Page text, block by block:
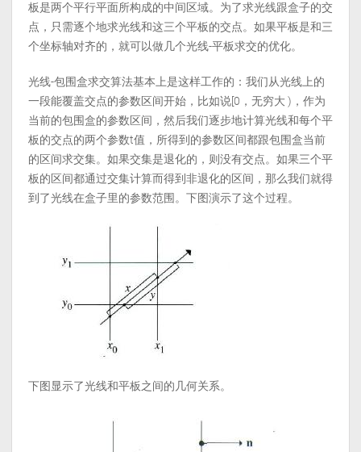
板是两个平行平面所构成的中间区域。为了求光线跟盒子的交
点，只需逐个地求光线和这三个平板的交点。如果平板是和三
个坐标轴对齐的，就可以做几个光线-平板求交的优化。
光线-包围盒求交算法基本上是这样工作的：我们从光线上的
一段能覆盖交点的参数区间开始，比如说[0，无穷大 )，作为
当前的包围盒的参数区间，然后我们逐步地计算光线和每个平
板的交点的两个参数t值，所得到的参数区间都跟包围盒当前
的区间求交集。如果交集是退化的，则没有交点。如果三个平
板的区间都通过交集计算而得到非退化的区间，那么我们就得
到了光线在盒子里的参数范围。下图演示了这个过程。
下图显示了光线和平板之间的几何关系。